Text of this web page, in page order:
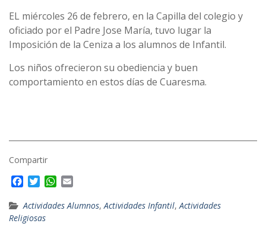
EL miércoles 26 de febrero, en la Capilla del colegio y
oficiado por el Padre Jose María, tuvo lugar la
Imposición de la Ceniza a los alumnos de Infantil.
Los niños ofrecieron su obediencia y buen
comportamiento en estos días de Cuaresma.
Compartir
c
e
i
t
W
a
a
Actividades Alumnos,Actividades Infantil,Actividades
Religiosas